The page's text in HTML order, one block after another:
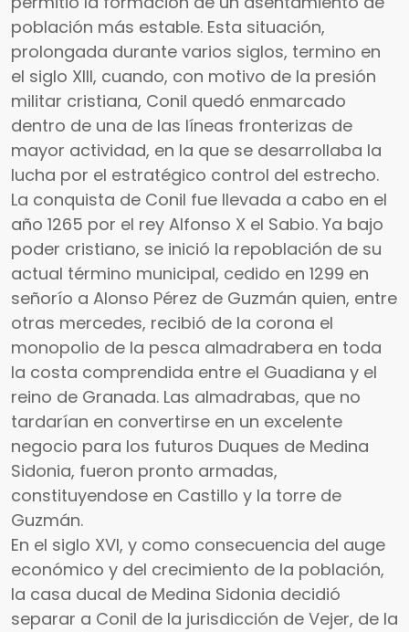
población más estable. Esta situación,
prolongada durante varios siglos, termino en
el siglo XIII, cuando, con motivo de la presión
militar cristiana, Conil quedó enmarcado
dentro de una de las líneas fronterizas de
mayor actividad, en la que se desarrollaba la
lucha por el estratégico control del estrecho.
La conquista de Conil fue llevada a cabo en el
año 1265 por el rey Alfonso X el Sabio. Ya bajo
poder cristiano, se inició la repoblación de su
actual término municipal, cedido en 1299 en
señorío a Alonso Pérez de Guzmán quien, entre
otras mercedes, recibió de la corona el
monopolio de la pesca almadrabera en toda
la costa comprendida entre el Guadiana y el
reino de Granada. Las almadrabas, que no
tardarían en convertirse en un excelente
negocio para los futuros Duques de Medina
Sidonia, fueron pronto armadas,
constituyendose en Castillo y la torre de
Guzmán.
En el siglo XVI, y como consecuencia del auge
económico y del crecimiento de la población,
la casa ducal de Medina Sidonia decidió
separar a Conil de la jurisdicción de Vejer, de la